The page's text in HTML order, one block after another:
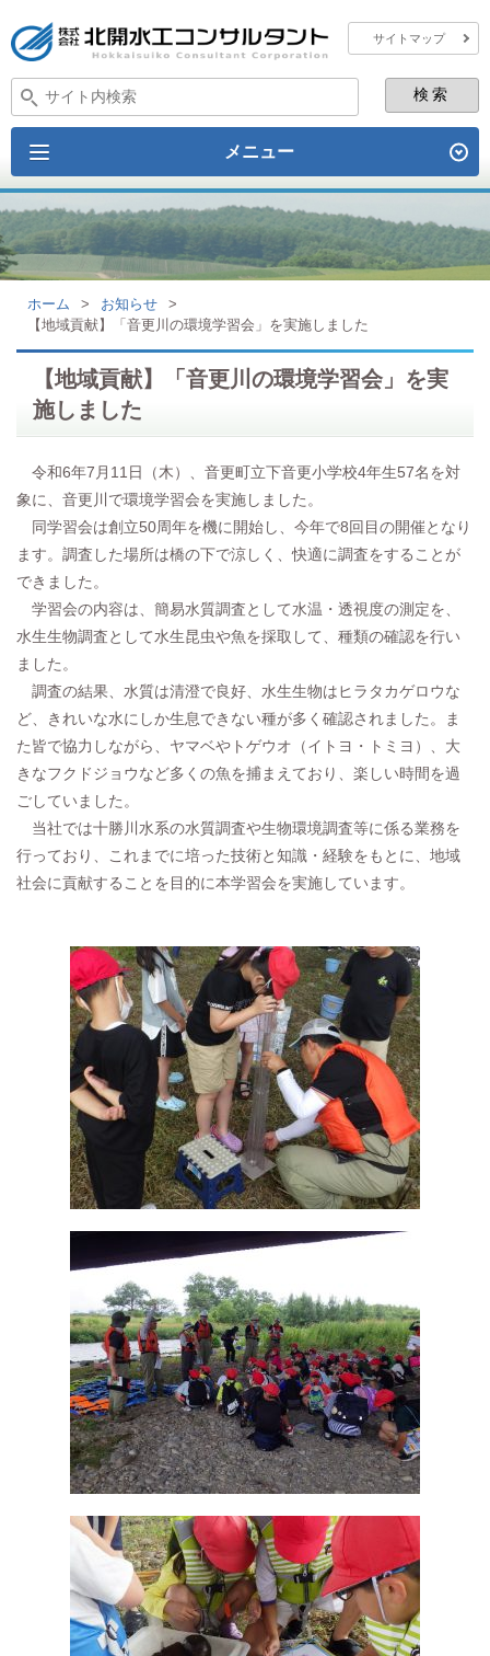
サイトマップ
メニュー
ホーム > お知らせ
>
【地域貢献】「音更川の環境学習会」を実施しました
【地域貢献】「音更川の環境学習会」を実
施しました
令和6年7月11日（木）、音更町立下音更小学校4年生57名を対
象に、音更川で環境学習会を実施しました。
同学習会は創立50周年を機に開始し、今年で8回目の開催となり
ます。調査した場所は橋の下で涼しく、快適に調査をすることが
できました。
学習会の内容は、簡易水質調査として水温・透視度の測定を、
水生生物調査として水生昆虫や魚を採取して、種類の確認を行い
ました。
調査の結果、水質は清澄で良好、水生生物はヒラタカゲロウな
ど、きれいな水にしか生息できない種が多く確認されました。ま
た皆で協力しながら、ヤマベやトゲウオ（イトヨ・トミヨ）、大
きなフクドジョウなど多くの魚を捕まえており、楽しい時間を過
ごしていました。
当社では十勝川水系の水質調査や生物環境調査等に係る業務を
行っており、これまでに培った技術と知識・経験をもとに、地域
社会に貢献することを目的に本学習会を実施しています。